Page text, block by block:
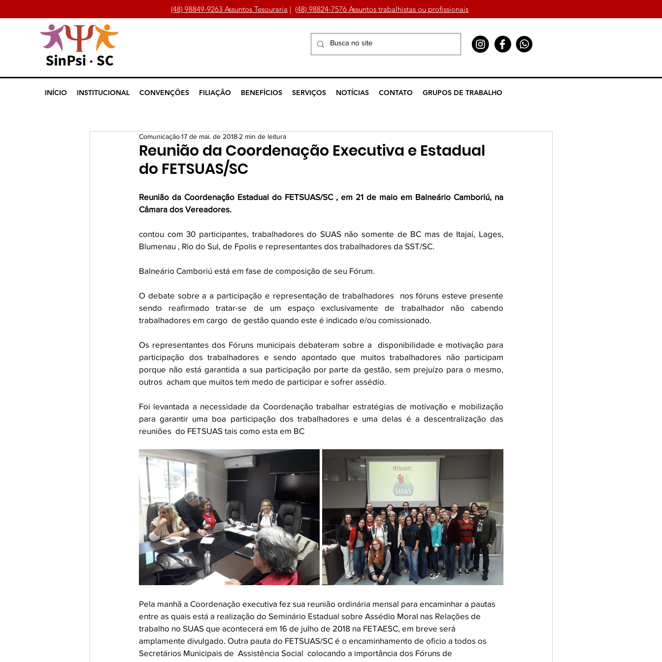
INÍCIO INSTITUCIONAL CONVENÇÕES FILIAÇÃO BENEFÍCIOS SERVIÇOS NOTÍCIAS CONTATO GRUPOS DE TRABALHO
(48) 98849-9263 Assuntos Tesouraria | (48) 98824-7576 Assuntos trabalhistas ou profissionais
Reunião da Coordenação Executiva e Estadual
do FETSUAS/SC
Comunicação17 de mai. de 2018 2 min de leitura
Reunião da Coordenação Estadual do FETSUAS/SC , em 21 de maio em Balneário Camboriú, na
Câmara dos Vereadores.
contou com 30 participantes, trabalhadores do SUAS não somente de BC mas de Itajaí, Lages,
Blumenau , Rio do Sul, de Fpolis e representantes dos trabalhadores da SST/SC.
Balneário Camboriú está em fase de composição de seu Fórum.
O debate sobre a a participação e representação de trabalhadores  nos fóruns esteve presente
sendo reafirmado tratar-se de um espaço exclusivamente de trabalhador não cabendo
trabalhadores em cargo  de gestão quando este é indicado e/ou comissionado.
Os representantes dos Fóruns municipais debateram sobre a  disponibilidade e motivação para
participação dos trabalhadores e sendo apontado que muitos trabalhadores não participam
porque não está garantida a sua participação por parte da gestão, sem prejuízo para o mesmo,
outros  acham que muitos tem medo de participar e sofrer assédio.
Foi levantada a necessidade da Coordenação trabalhar estratégias de motivação e mobilização
para garantir uma boa participação dos trabalhadores e uma delas é a descentralização das
reuniões  do FETSUAS tais como esta em BC
Pela manhã a Coordenação executiva fez sua reunião ordinária mensal para encaminhar a pautas
entre as quais está a realização do Seminário Estadual sobre Assédio Moral nas Relações de
trabalho no SUAS que acontecerá em 16 de julho de 2018 na FETAESC, em breve será
amplamente divulgado. Outra pauta do FETSUAS/SC é o encaminhamento de oficio a todos os
Secretários Municipais de  Assistência Social  colocando a importância dos Fóruns de